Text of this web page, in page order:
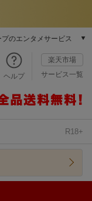
のエンタメサービス
ーム/CD/DVD
ックス
ヘルプ
楽天市場
サービス一覧
R18+